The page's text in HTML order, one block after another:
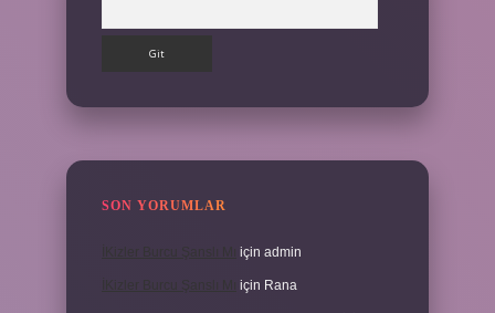
SON YORUMLAR
için admin
için Rana